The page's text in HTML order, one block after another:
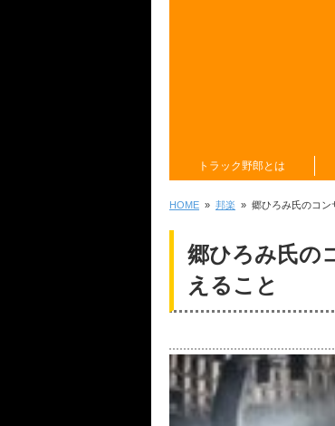
トラック野郎とは
HOME » 邦楽 » 郷ひろみ氏のコン
郷ひろみ氏の
えること